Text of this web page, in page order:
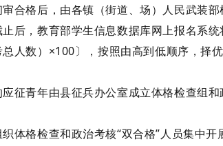
审合格后，由各镇（街道、场）人民武装
后，教育部学生信息数据库网上报名系
人数）×100〕，按照由高到低顺序，择
征青年由县征兵办公室成立体格检查组和
体格检查和政治考核“双合格”人员集中开